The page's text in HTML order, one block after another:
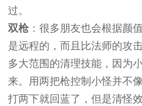
过。
双枪：很多朋友也会根据颜
是远程的，而且比法师的攻
多大范围的清理技能，因为
来。用两把枪控制小怪并不
打两下就回蓝了，但是清怪